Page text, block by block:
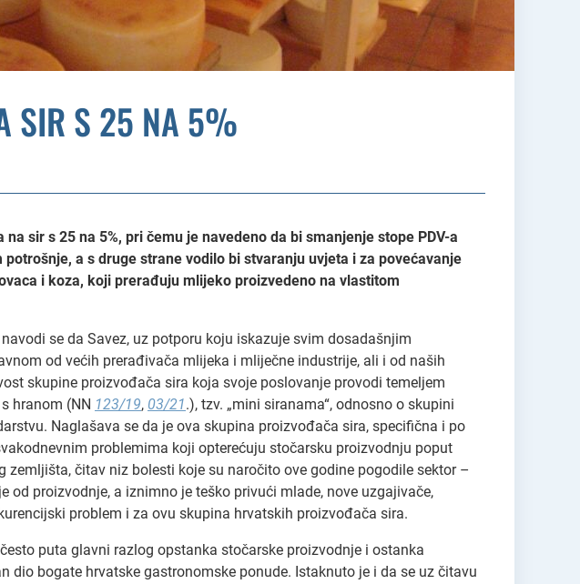
SIR S 25 NA 5%
sir s 25 na 5%, pri čemu je navedeno da bi smanjenje stope PDV-a
a s druge strane vodilo bi stvaranju uvjeta i za povećavanje
i koza, koji prerađuju mlijeko proizvedeno na vlastitom
se da Savez, uz potporu koju iskazuje svim dosadašnjim
od većih prerađivača mlijeka i mliječne industrije, ali i od naših
skupine proizvođača sira koja svoje poslovanje provodi temeljem
hranom (NN 123/19, 03/21.), tzv. „mini siranama“, odnosno o skupini
Naglašava se da je ova skupina proizvođača sira, specifična i po
problemima koji opterećuju stočarsku proizvodnju poput
čitav niz bolesti koje su naročito ove godine pogodile sektor –
proizvodnje, a iznimno je teško privući mlade, nove uzgajivače,
problem i za ovu skupina hrvatskih proizvođača sira.
puta glavni razlog opstanka stočarske proizvodnje i ostanka
bogate hrvatske gastronomske ponude. Istaknuto je i da se uz čitavu